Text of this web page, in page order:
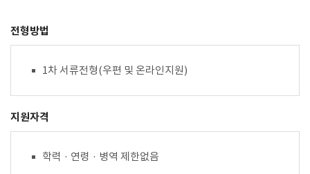
전형방법
1차 서류전형(우편 및 온라인지원)
지원자격
학력 · 연령 · 병역 제한없음